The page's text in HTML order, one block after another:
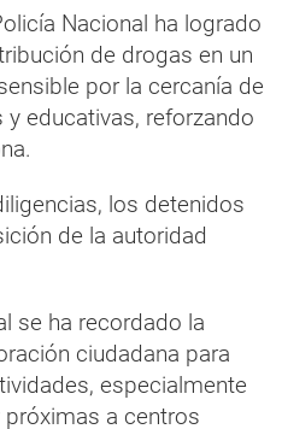
Nacional ha logrado
de drogas en un
por la cercanía de
educativas, reforzando
los detenidos
de la autoridad
se ha recordado la
ciudadana para
especialmente
a centros